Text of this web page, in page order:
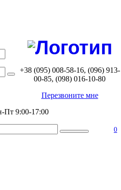
ГЛАВНАЯ
ВОЗВРАТ ТОВАРА
+38 (095) 008-58-16, (096) 913-
00-85, (098) 016-10-80
Перезвоните мне
Пт 9:00-17:00
0